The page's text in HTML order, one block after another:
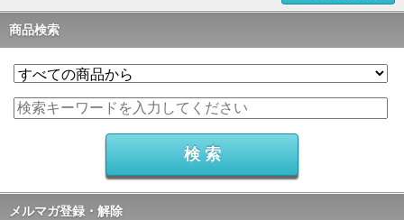
商品検索
メルマガ登録・解除